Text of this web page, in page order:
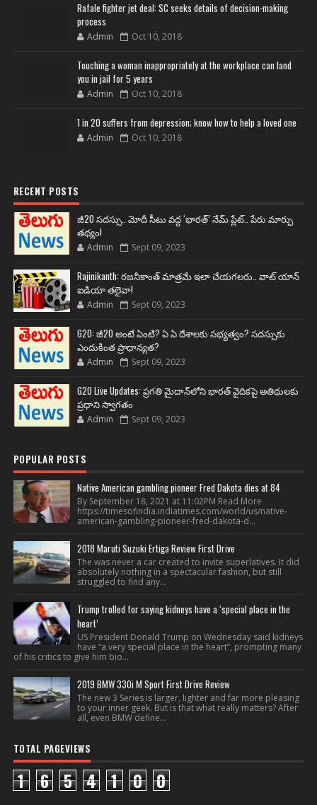
Rafale fighter jet deal: SC seeks details of decision-making
process
Admin Oct 10, 2018
Touching a woman inappropriately at the workplace can land
you in jail for 5 years
Admin Oct 10, 2018
1 in 20 suffers from depression; know how to help a loved one
Admin Oct 10, 2018
RECENT POSTS
జీ20 సదస్సు.. మోదీ సీటు వద్ద ‘భారత్’ నేమ్ ప్లేట్‌.. పేరు మార్పు
తథ్యం!
Admin Sept 09, 2023
Rajinikanth: రజనీకాంత్ మాత్రమే ఇలా చేయగలరు.. వాట్ యాన్
ఐడియా తలైవా!
Admin Sept 09, 2023
G20: జీ20 అంటే ఏంటి? ఏ ఏ దేశాలకు సభ్యత్వం? సదస్సుకు
ఎందుకింత ప్రాధాన్యత?
Admin Sept 09, 2023
G20 Live Updates: ప్రగతి మైదాన్‌లోని భారత్ వైదికపై అతిథులకు
ప్రధాని స్వాగతం
Admin Sept 09, 2023
POPULAR POSTS
Native American gambling pioneer Fred Dakota dies at 84
By September 18, 2021 at 11:02PM Read More
https://timesofindia.indiatimes.com/world/us/native-
american-gambling-pioneer-fred-dakota-d...
2018 Maruti Suzuki Ertiga Review First Drive
The was never a car created to invite superlatives. It did
absolutely nothing in a spectacular fashion, but still
struggled to find any...
Trump trolled for saying kidneys have a ‘special place in the
heart’
US President Donald Trump on Wednesday said kidneys
have “a very special place in the heart”, prompting many
of his critics to give him bio...
2019 BMW 330i M Sport First Drive Review
The new 3 Series is larger, lighter and far more pleasing
to your inner geek. But is that what really matters? After
all, even BMW define...
TOTAL PAGEVIEWS
1 6 5 4 1 0 0